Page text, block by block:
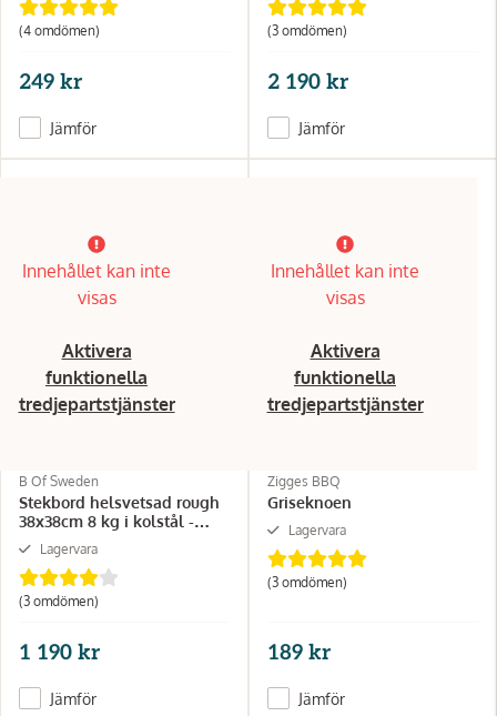
(4 omdömen)
249 kr
Jämför
(3 omdömen)
2 190 kr
Jämför
Innehållet kan inte
visas
Aktivera
funktionella
tredjepartstjänster
B Of Sweden
Stekbord helsvetsad rough
38x38cm 8 kg i kolstål -
Burgerstore
Lagervara
(3 omdömen)
1 190 kr
Jämför
Innehållet kan inte
visas
Aktivera
funktionella
tredjepartstjänster
Zigges BBQ
Griseknoen
Lagervara
(3 omdömen)
189 kr
Jämför